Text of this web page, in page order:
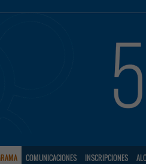
COMUNICACIONES INSCRIPCIONES